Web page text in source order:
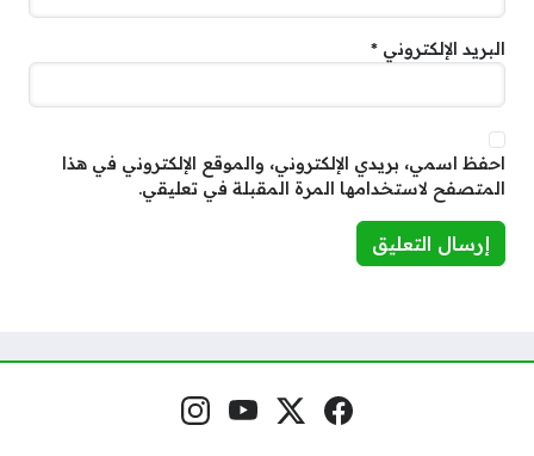
البريد الإلكتروني *
احفظ اسمي، بريدي الإلكتروني، والموقع الإلكتروني في هذا
المتصفح لاستخدامها المرة المقبلة في تعليقي.
مواقع التواصل فيسبوكمنصة إكس
يوتيوبإنستغرام